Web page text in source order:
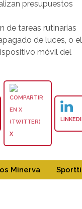
presupuestos
de tareas rutinarias
de luces, o el
móvil del
X
Minerva